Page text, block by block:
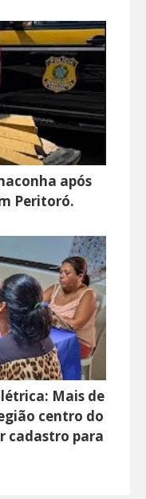
após
Peritoró.
Mais de
centro do
cadastro para